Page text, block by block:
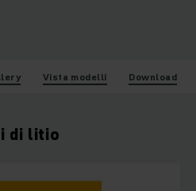
Vista modelli Download
di litio